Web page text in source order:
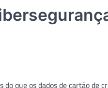
que os dados de cartão de